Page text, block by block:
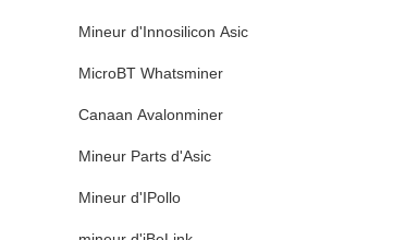
Mineur d'Innosilicon Asic
MicroBT Whatsminer
Canaan Avalonminer
Mineur Parts d'Asic
Mineur d'IPollo